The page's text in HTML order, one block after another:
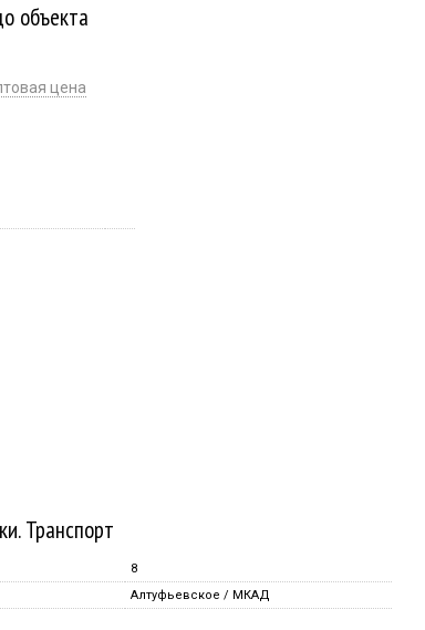
объекта
цена
Транспорт
8
Алтуфьевское / МКАД